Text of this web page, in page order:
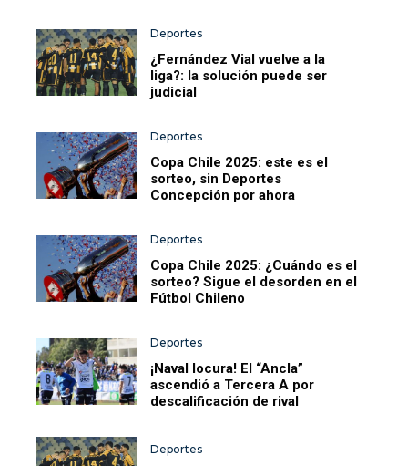
Deportes
¿Fernández Vial vuelve a la
liga?: la solución puede ser
judicial
Deportes
Copa Chile 2025: este es el
sorteo, sin Deportes
Concepción por ahora
Deportes
Copa Chile 2025: ¿Cuándo es el
sorteo? Sigue el desorden en el
Fútbol Chileno
Deportes
¡Naval locura! El “Ancla”
ascendió a Tercera A por
descalificación de rival
Deportes